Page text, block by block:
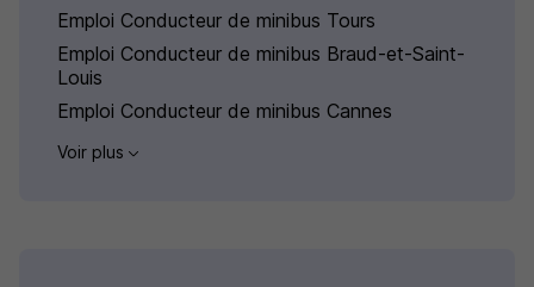
Emploi Conducteur de minibus Tours
Emploi Conducteur de minibus Braud-et-Saint-
Louis
Emploi Conducteur de minibus Cannes
Voir plus